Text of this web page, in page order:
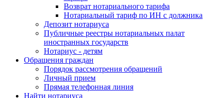
Возврат нотариального тарифа
Нотариальный тариф по ИН с должника
Депозит нотариуса
Публичные реестры нотариальных палат
иностранных государств
Нотариус - детям
Обращения граждан
Порядок рассмотрения обращений
Личный прием
Прямая телефонная линия
Найти нотариуса